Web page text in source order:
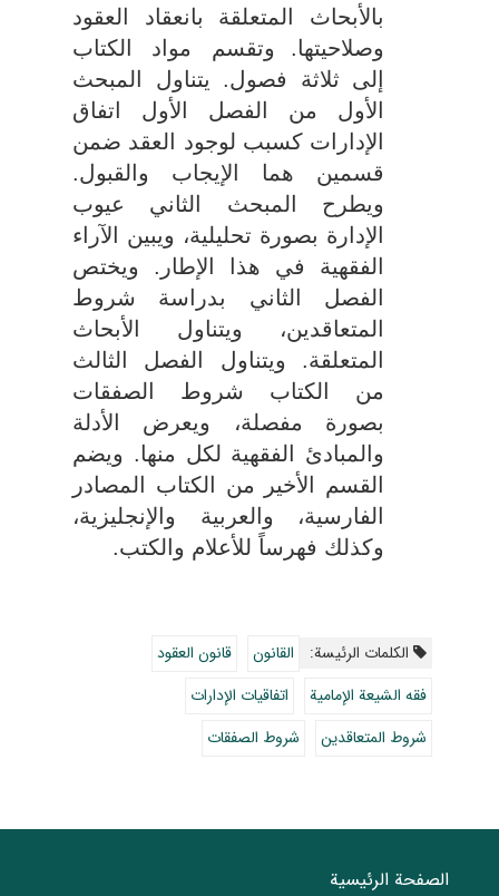
بالأبحاث المتعلقة بانعقاد العقود
وصلاحیتها.
وتقسم مواد الكتاب
إلى ثلاثة فصول. یتناول المبحث
الأول من الفصل الأول اتفاق
الإدارات كسبب لوجود العقد ضمن
قسمین هما الإیجاب والقبول.
ویطرح المبحث الثاني عیوب
الإدارة بصورة تحلیلیة، ویبین الآراء
الفقهية في هذا الإطار. ویختص
الفصل الثاني بدراسة شروط
المتعاقدین، ویتناول الأبحاث
المتعلقة. ویتناول الفصل الثالث
من الكتاب شروط الصفقات
بصورة مفصلة، ویعرض الأدلة
والمبادئ الفقهية لكل منها. ویضم
القسم الأخیر من الكتاب المصادر
الفارسیة، والعربیة والإنجليزية،
وكذلك فهرساً للأعلام والكتب.
الکلمات الرئيسة: القانون
قانون العقود
فقه الشيعة الإمامية
اتفاقيات الإدارات
شروط المتعاقدين
شروط الصفقات
الصفحة الرئيسية